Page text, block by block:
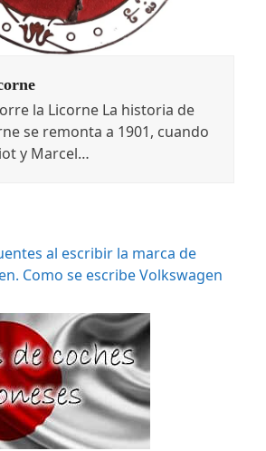
la Licorne La historia de
se remonta a 1901, cuando
y Marcel…
al escribir la marca de
Como se escribe Volkswagen